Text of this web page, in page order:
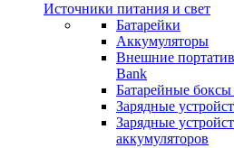
Источники питания и свет
Батарейки
Аккумуляторы
Внешние
Bank
Батарейные
Зарядные
Зарядные
аккумуляторов